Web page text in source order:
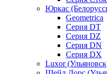
Юркас
Geometrica
Серия DT
Серия DZ
Серия DN
Серия DX
Luxor